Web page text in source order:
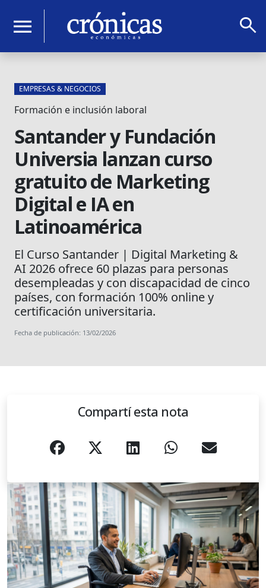
menu search
EMPRESAS & NEGOCIOS
Formación e inclusión laboral
Santander y Fundación
Universia lanzan curso
gratuito de Marketing
Digital e IA en
Latinoamérica
El Curso Santander | Digital Marketing &
AI 2026 ofrece 60 plazas para personas
desempleadas y con discapacidad de cinco
países, con formación 100% online y
certificación universitaria.
Fecha de publicación: 13/02/2026
Compartí esta nota